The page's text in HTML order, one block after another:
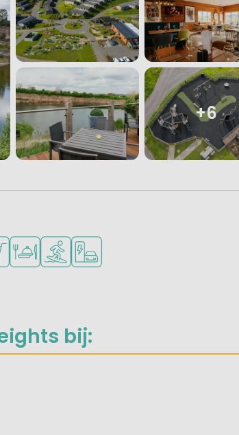
+6
te sporten
toegestaanSupermarkt
Restaurant of pizzeria
Watersportfaciliteiten
Laadpaal elektrische auto
bij: